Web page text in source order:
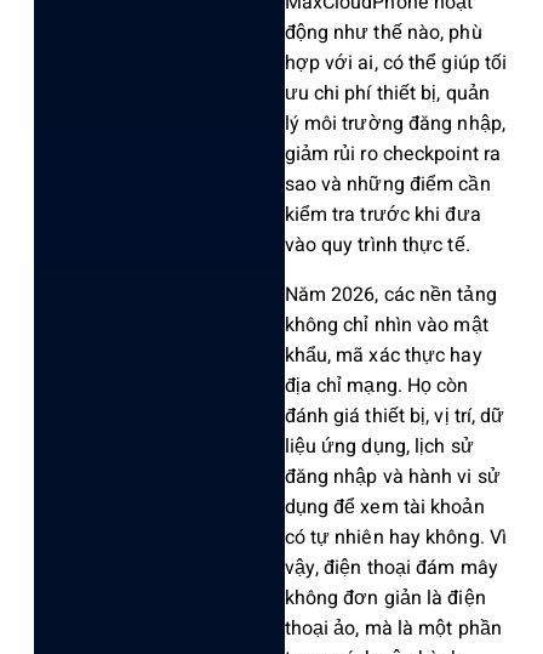
động như thế nào, phù
hợp với ai, có thể giúp tối
ưu chi phí thiết bị, quản
lý môi trường đăng nhập,
giảm rủi ro checkpoint ra
sao và những điểm cần
kiểm tra trước khi đưa
vào quy trình thực tế.
Năm 2026, các nền tảng
không chỉ nhìn vào mật
khẩu, mã xác thực hay
địa chỉ mạng. Họ còn
đánh giá thiết bị, vị trí, dữ
liệu ứng dụng, lịch sử
đăng nhập và hành vi sử
dụng để xem tài khoản
có tự nhiên hay không. Vì
vậy, điện thoại đám mây
không đơn giản là điện
thoại ảo, mà là một phần